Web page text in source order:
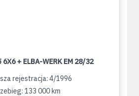
6X6 + ELBA-WERK EM 28/32
rejestracja: 4/1996
133 000 km